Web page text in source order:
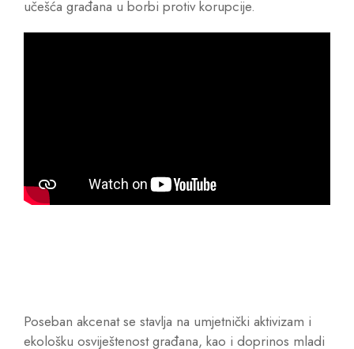
učešća građana u borbi protiv korupcije.
Poseban akcenat se stavlja na umjetnički aktivizam i
ekološku osviještenost građana, kao i doprinos mladi